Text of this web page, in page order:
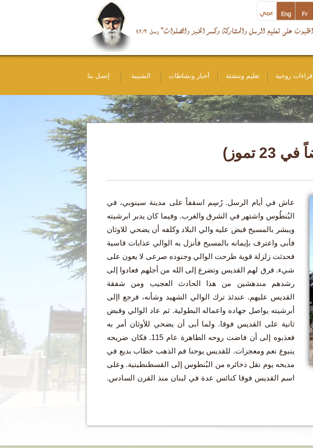
قراءات روحية تعليم وتنشئة أخبار ونشاطات الشبيبة إتصل بنا
عاش في أيام الرسل. رُسِم اسقفاً على مدينة سينوبي، في
البُنطُوس واشتهر في الشرق والغرب. وفيما كان يدبر ابرشيته
ويبشر بالمسيح قبض عليه والي البلاد وكلفه أن يضحي للاوثان
فأبى واعترف بإيمانه بالمسيح فأنزل به الوالي عذابات قاسية
فحدثت زلزلة قوية طرحت الوالي وجنوده صرعى لا يعون على
شيء. فرق لهم القديس وتضرع إلى الله من أجلهم فعادوا إلى
رشدهم مندهشين من هذا الحادث العجيب ومن شفقة
القديس عليهم. عندئذ ترك الوالي الشهيد وشأنه، فرجع اإلى
أبرشيته يواصل جهاده واعماله البطولية. ثم عاد الوالي وقبض
ثانية على القديس فوقا. ولما أبى أن يضحي للأوثان أمر به
فعذبوه إلى أن فاضت روحه الطاهرة عام 115. فكان ضريحه
ينبوع نعم ومعجزات. للقديس يوحنا فم الذهب خطاب بديع في
مديحه يوم نقل ذخائره من البُنطوس إلى القسطنطينية. وعلى
اسم القديس فوقا كنائس عدة في لبنان منذ القرن السادس.